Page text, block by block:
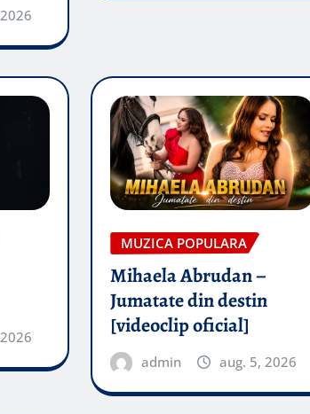
MUZICA POPULARA
Mihaela Abrudan –
Jumatate din destin
[videoclip oficial]
admin aug. 5, 2026